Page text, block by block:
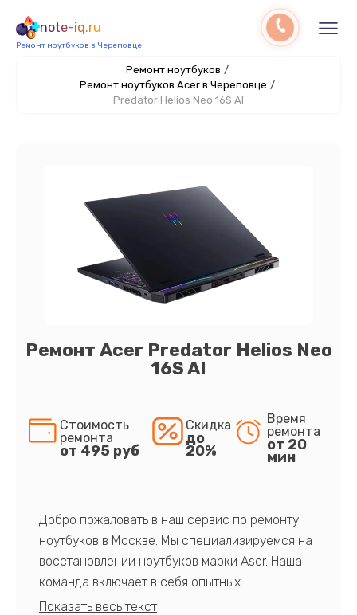
note-iq.ru
Ремонт ноутбуков в Череповце
Ремонт ноутбуков /
Ремонт ноутбуков Acer в Череповце /
Predator Helios Neo 16S AI
Ремонт Acer Predator Helios Neo
16S AI
Стоимость
ремонта
от 495 руб
Скидка
до
20%
Время
ремонта
от 20
мин
Добро пожаловать в наш сервис по ремонту
ноутбуков в Москве. Мы специализируемся на
восстановлении ноутбуков марки Aser. Наша
команда включает в себя опытных
профессионалов с обширными знаниями и